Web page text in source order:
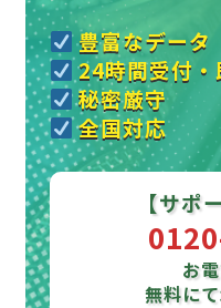
豊富なデータ
24時間受付・
秘密厳守
全国対応
【サポ
お
無料に